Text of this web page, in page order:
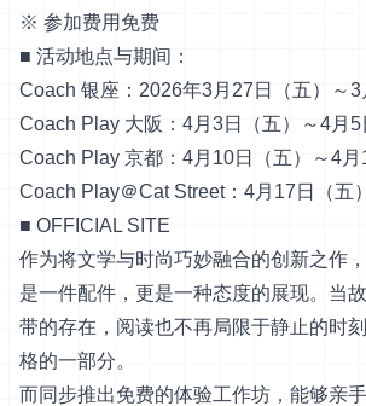
※ 参加费用免费
■ 活动地点与期间：
Coach 银座：2026年3月27日（五）～3
Coach Play 大阪：4月3日（五）～4月5
Coach Play 京都：4月10日（五）～4月
Coach Play＠Cat Street：4月17日（五
■ OFFICIAL SITE
作为将文学与时尚巧妙融合的创新之作
是一件配件，更是一种态度的展现。当
带的存在，阅读也不再局限于静止的时
格的一部分。
而同步推出免费的体验工作坊，能够亲